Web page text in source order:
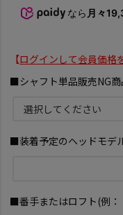
なら 月々
【ログインして会員価格
■シャフト単品販売NG商
■装着予定のヘッドモデ
■番手またはロフト(例：